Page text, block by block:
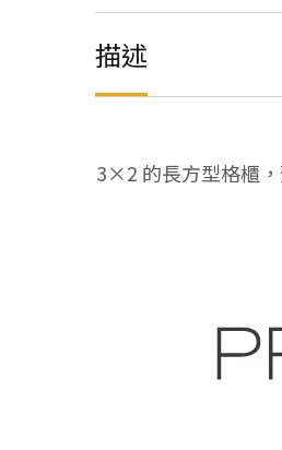
描述
3×2 的長方型格櫃